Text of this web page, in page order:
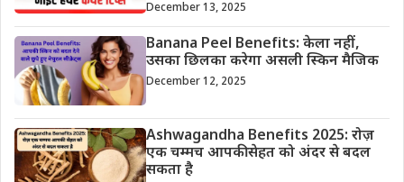
December 13, 2025
Banana Peel Benefits: केला नहीं,
उसका छिलका करेगा असली स्किन मैजिक
December 12, 2025
Ashwagandha Benefits 2025: रोज़
एक चम्मच आपकी सेहत को अंदर से बदल
सकता है